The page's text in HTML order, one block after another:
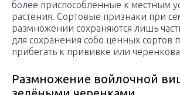
более приспособленные к местным
растения. Сортовые признаки при
размножении сохраняются лишь
для сохранения собо ценных сортов
прибегать к прививке или
Размножение войлочной